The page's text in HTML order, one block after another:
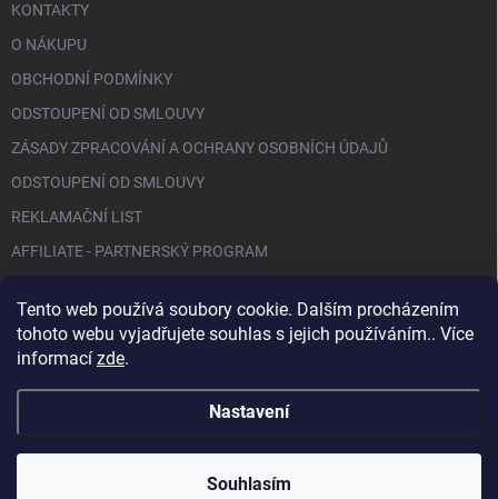
Tento web používá soubory cookie. Dalším procházením
tohoto webu vyjadřujete souhlas s jejich používáním.. Více
informací zde.
Nastavení
Souhlasím
KONTAKTY
O NÁKUPU
OBCHODNÍ PODMÍNKY
ODSTOUPENÍ OD SMLOUVY
ZÁSADY ZPRACOVÁNÍ A OCHRANY OSOBNÍCH ÚDAJŮ
ODSTOUPENÍ OD SMLOUVY
REKLAMAČNÍ LIST
AFFILIATE - PARTNERSKÝ PROGRAM
FACEBOOK
BIO NAILS . Všechna práva vyhrazena.